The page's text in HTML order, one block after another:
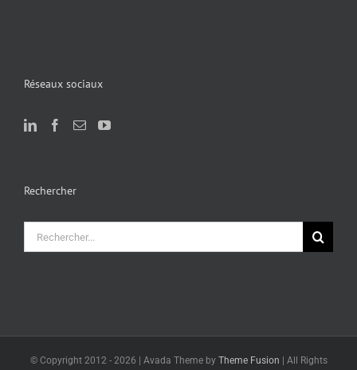
Réseaux sociaux
Rechercher
Rechercher:
© Copyright 2012 - 2026 | Avada Theme by Theme Fusion | All Rights